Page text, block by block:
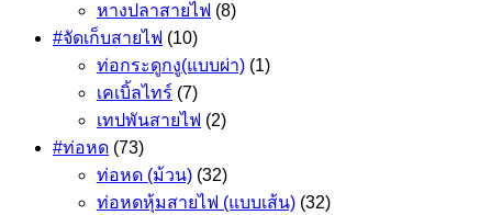
หางปลาสายไฟ (8)
#จัดเก็บสายไฟ (10)
ท่อกระดูกงู(แบบผ่า) (1)
เคเบิ้ลไทร์ (7)
เทปพันสายไฟ (2)
#ท่อหด (73)
ท่อหด (ม้วน) (32)
ท่อหดหุ้มสายไฟ (แบบเส้น) (32)